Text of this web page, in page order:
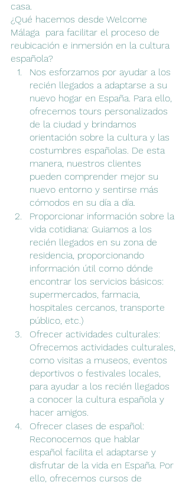
casa.
¿Qué hacemos desde Welcome
Málaga  para facilitar el proceso de
reubicación e inmersión en la cultura
española?
Nos esforzamos por ayudar a los
recién llegados a adaptarse a su
nuevo hogar en España. Para ello,
ofrecemos tours personalizados
de la ciudad y brindamos
orientación sobre la cultura y las
costumbres españolas. De esta
manera, nuestros clientes
pueden comprender mejor su
nuevo entorno y sentirse más
cómodos en su día a día.
Proporcionar información sobre la
vida cotidiana: Guiamos a los
recién llegados en su zona de
residencia, proporcionando
información útil como dónde
encontrar los servicios básicos:
supermercados, farmacia,
hospitales cercanos, transporte
público, etc.)
Ofrecer actividades culturales:
Ofrecemos actividades culturales,
como visitas a museos, eventos
deportivos o festivales locales,
para ayudar a los recién llegados
a conocer la cultura española y
hacer amigos.
Ofrecer clases de español:
Reconocemos que hablar
español facilita el adaptarse y
disfrutar de la vida en España. Por
ello, ofrecemos cursos de